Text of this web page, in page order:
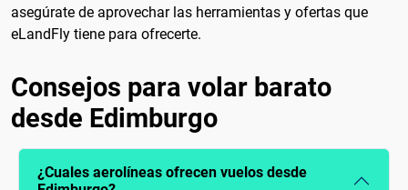
asegúrate de aprovechar las herramientas y ofertas que
eLandFly tiene para ofrecerte.
Consejos para volar barato
desde Edimburgo
¿Cuales aerolíneas ofrecen vuelos desde